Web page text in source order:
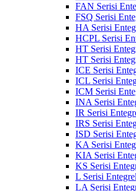
FAN Serisi
FSQ Serisi
HA Serisi
HCPL Serisi
HT Serisi
HT Serisi
ICE Serisi
ICL Serisi
ICM Serisi
INA Serisi
IR Serisi
IRS Serisi
ISD Serisi
KA Serisi
KIA Serisi
KS Serisi
L Serisi
LA Serisi